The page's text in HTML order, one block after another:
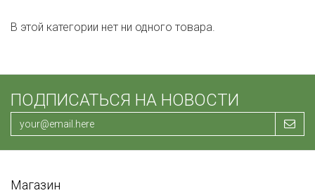
В этой категории нет ни одного товара.
ПОДПИСАТЬСЯ НА НОВОСТИ
Магазин